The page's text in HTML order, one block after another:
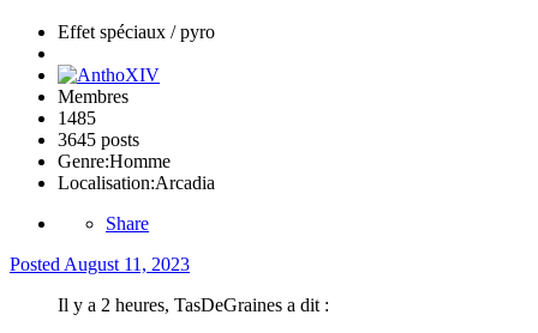
Effet spéciaux / pyro
Membres
1485
3645 posts
Genre:Homme
Localisation:Arcadia
Share
Posted August 11, 2023
Il y a 2 heures, TasDeGraines a dit :